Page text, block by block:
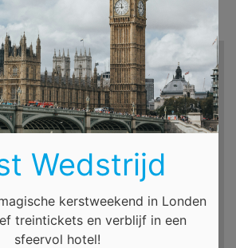
meer...
Uitcheckdatum
za. 8 aug. 2026
Wedstrijd
kerstweekend in Londen
treintickets en verblijf in een
sfeervol hotel!